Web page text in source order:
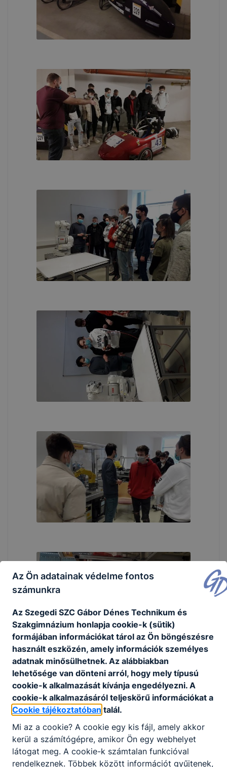
Az Ön adatainak védelme fontos
számunkra
Az Szegedi SZC Gábor Dénes Technikum és
Szakgimnázium honlapja cookie-k (sütik)
formájában információkat tárol az Ön böngészésre
használt eszközén, amely információk személyes
adatnak minősülhetnek. Az alábbiakban
lehetősége van dönteni arról, hogy mely típusú
cookie-k alkalmazását kívánja engedélyezni. A
cookie-k alkalmazásáról teljeskörű információkat a
Cookie tájékoztatóban talál.
Mi az a cookie? A cookie egy kis fájl, amely akkor
kerül a számítógépre, amikor Ön egy webhelyet
látogat meg. A cookie-k számtalan funkcióval
rendelkeznek. Többek között információt gyűjtenek,